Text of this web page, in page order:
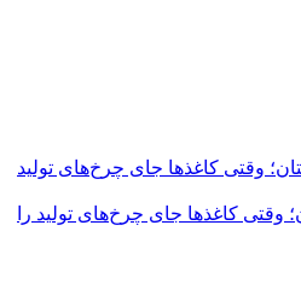
وقتی کاغذها جای چرخ‌های تولید را